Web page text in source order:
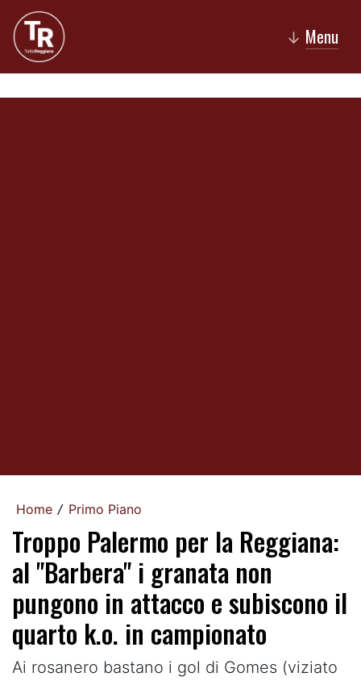
↓ Menu
Home / Primo Piano
Troppo Palermo per la Reggiana:
al "Barbera" i granata non
pungono in attacco e subiscono il
quarto k.o. in campionato
Ai rosanero bastano i gol di Gomes (viziato